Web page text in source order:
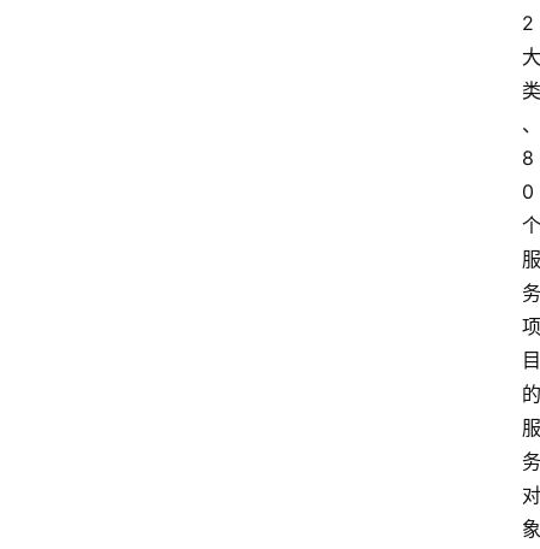
2
大
类
、
8
0
个
服
务
项
目
的
服
务
对
象